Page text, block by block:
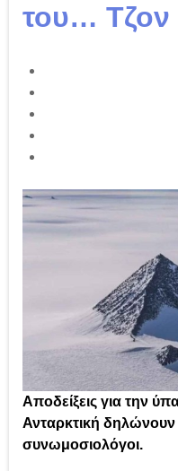
του… Τζον
Αποδείξεις για την
Ανταρκτική δηλώνουν
συνωμοσιολόγοι.